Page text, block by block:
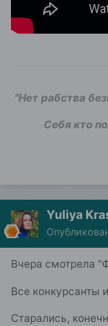
"Нет рабства
Себя кто
Yuliya
Вчера смотрела
Все конкурсанты
Старались,